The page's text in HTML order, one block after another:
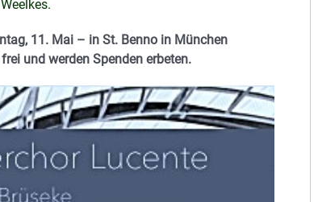
11. Mai – in St. Benno in München
und werden Spenden erbeten.